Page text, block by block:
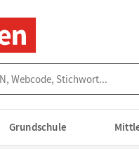
Grundschule